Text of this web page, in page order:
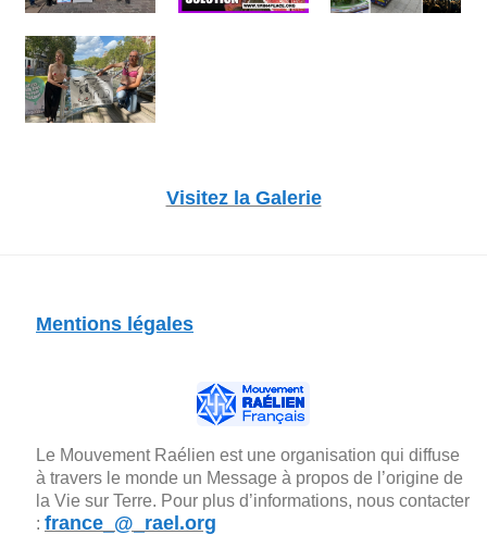
Visitez la Galerie
Mentions légales
Le Mouvement Raélien est une organisation qui diffuse
à travers le monde un Message à propos de l’origine de
la Vie sur Terre. Pour plus d’informations, nous contacter
: france_@_rael.org